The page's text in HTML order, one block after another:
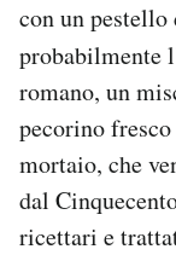
Esci
con un
probabilmente
romano, un
pecorino
mortaio, che
dal
ricettari e